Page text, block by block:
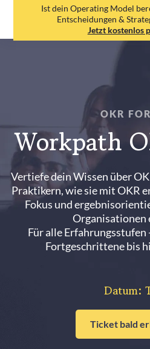
Ist dein Operating Model
Entscheidungen &
Jetzt kostenlos
OKR
Workpath
Vertiefe dein Wissen über
Praktikern, wie sie mit OKR
Fokus und
Organisationen
Für alle Erfahrungsstufen
Fortgeschrittene bis
Ticket bald
Datum: